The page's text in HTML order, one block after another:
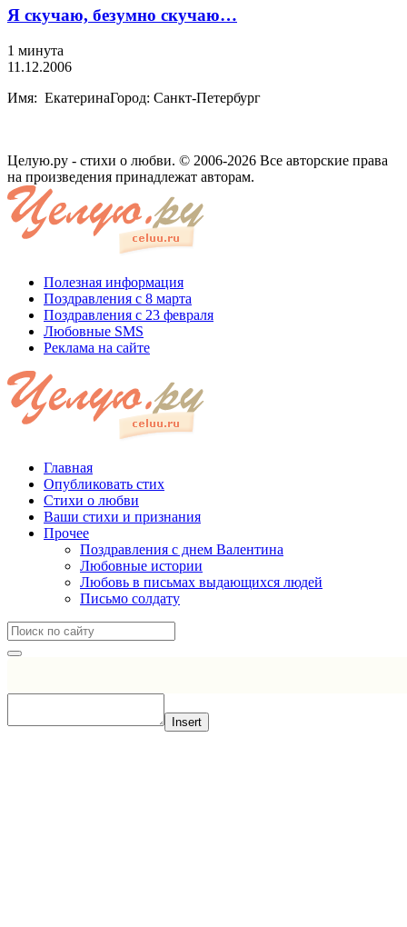
Я скучаю, безумно скучаю…
1 минута
11.12.2006
Имя: ЕкатеринаГород: Санкт-Петербург
Целую.ру - стихи о любви. © 2006-2026 Все авторские права
на произведения принадлежат авторам.
Полезная информация
Поздравления с 8 марта
Поздравления с 23 февраля
Любовные SMS
Реклама на сайте
Главная
Опубликовать стих
Стихи о любви
Ваши стихи и признания
Прочее
Поздравления с днем Валентина
Любовные истории
Любовь в письмах выдающихся людей
Письмо солдату
Insert